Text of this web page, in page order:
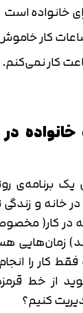
خانواده است
کار
خانواده
برنامه‌ی
خانه و
در کار(
زمان‌هایی
فقط کار را
از خط
کنیم؟